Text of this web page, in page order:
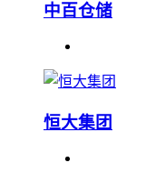
中百仓储
恒大集团